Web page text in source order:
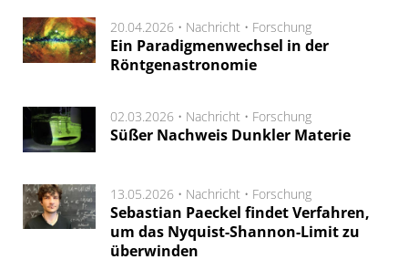
20.04.2026 • Nachricht • Forschung
Ein Paradigmenwechsel in der
Röntgenastronomie
02.03.2026 • Nachricht • Forschung
Süßer Nachweis Dunkler Materie
13.05.2026 • Nachricht • Forschung
Sebastian Paeckel findet Verfahren,
um das Nyquist-Shannon-Limit zu
überwinden